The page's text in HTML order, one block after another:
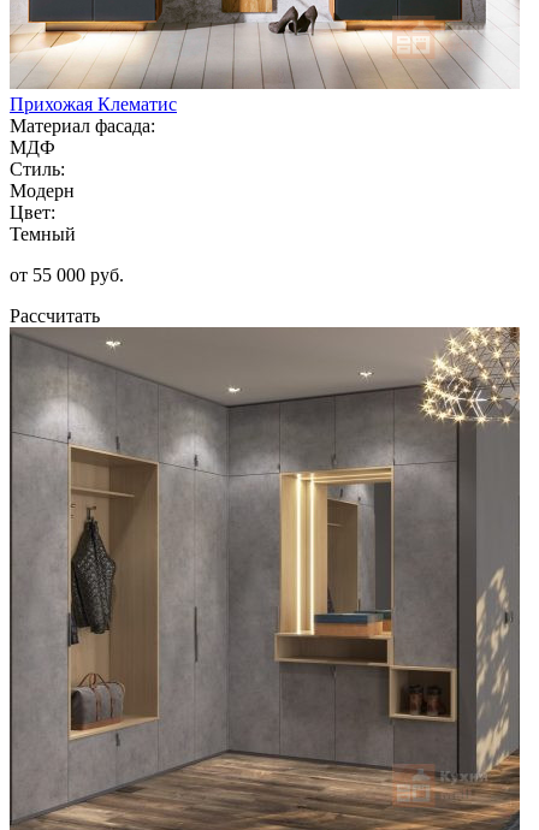
Прихожая Клематис
Материал фасада:
МДФ
Стиль:
Модерн
Цвет:
Темный
от 55 000 руб.
Рассчитать